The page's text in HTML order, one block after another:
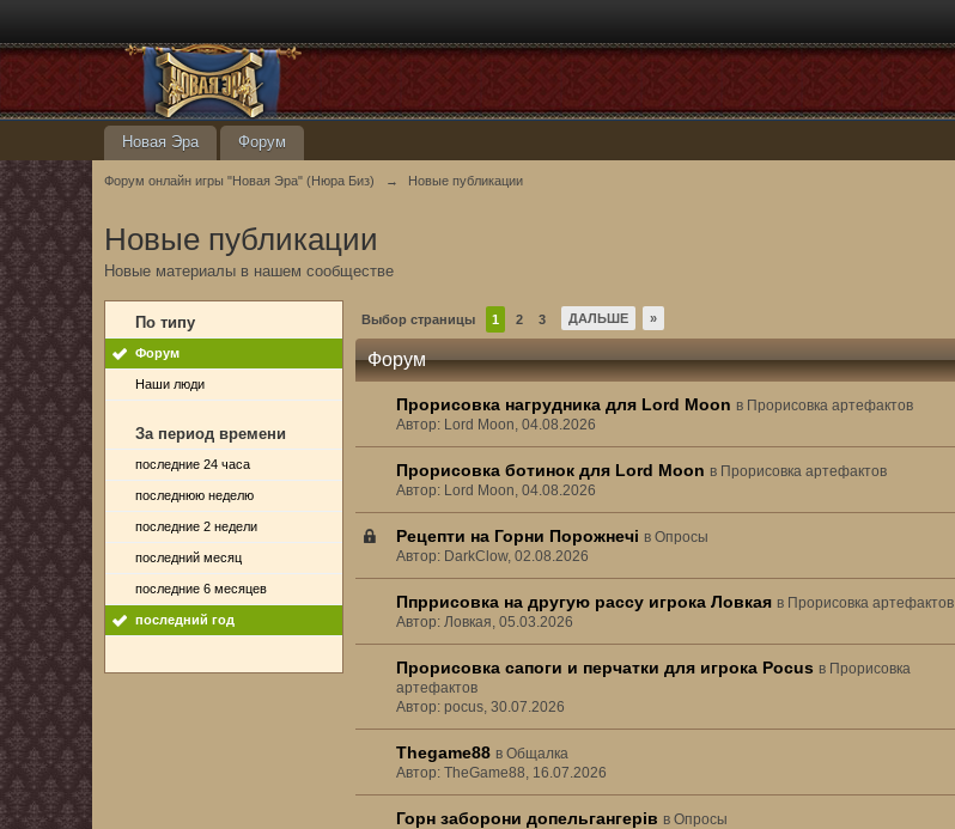
Новая Эра Форум
Форум онлайн игры "Новая Эра" (Нюра Биз) → Новые публикации
Новые публикации
Новые материалы в нашем сообществе
По типу
Форум
Наши люди
За период времени
последние 24 часа
последнюю неделю
последние 2 недели
последний месяц
последние 6 месяцев
последний год
Выбор страницы 1 2 3 ДАЛЬШЕ »
Форум
Прорисовка нагрудника для Lord Moon в Прорисовка артефактов
Автор: Lord Moon, 04.08.2026
Прорисовка ботинок для Lord Moon в Прорисовка артефактов
Автор: Lord Moon, 04.08.2026
Рецепти на Горни Порожнечі вОпросы
Автор: DarkClow, 02.08.2026
Ппррисовка на другую рассу игрока Ловкая в Прорисовка артефактов
Автор: Ловкая, 05.03.2026
Прорисовка сапоги и перчатки для игрока Pocus в Прорисовка
артефактов
Автор: pocus, 30.07.2026
Thegame88 вОбщалка
Автор: TheGame88, 16.07.2026
Горн заборони допельгангерів вОпросы